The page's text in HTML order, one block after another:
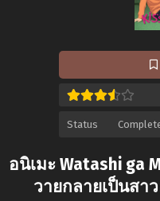
Status
อนิเมะ Watashi ga
วายกลายเป็นสา